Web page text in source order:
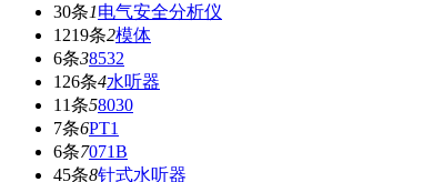
30条1电气安全分析仪
1219条2模体
6条38532
126条4水听器
11条58030
7条6PT1
6条7071B
45条8针式水听器